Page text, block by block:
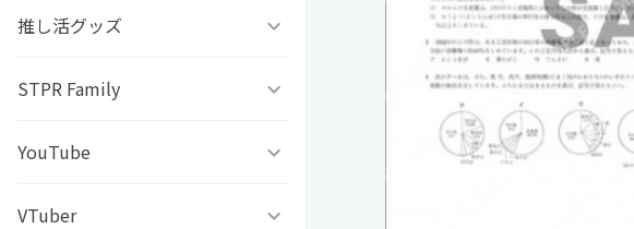
推し活グッズ
うちわシール
ファミッペ
うちわ背景
STPR Family
AMPTAKｘCOLORS
すとぷり
YouTube
ねこほうチャンネル
VTuber